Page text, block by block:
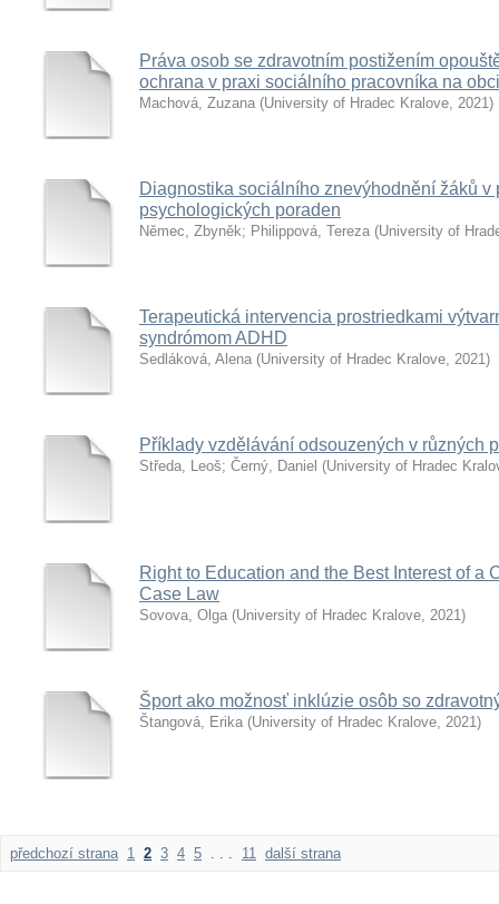
Práva osob se zdravotním postižením
ochrana v praxi sociálního pracovníka na obci
Machová, Zuzana (University of Hradec Kralove, 2021)
Diagnostika sociálního znevýhodnění žáků v
psychologických poraden
Němec, Zbyněk; Philippová, Tereza (University of
Terapeutická intervencia prostriedkami
syndrómom ADHD
Sedláková, Alena (University of Hradec Kralove, 2021)
Příklady vzdělávání odsouzených v různých
Středa, Leoš; Černý, Daniel (University of Hradec
Right to Education and the Best Interest of a
Case Law
Sovova, Olga (University of Hradec Kralove, 2021)
Šport ako možnosť inklúzie osôb so
Štangová, Erika (University of Hradec Kralove, 2021)
předchozí strana 1 2 3 4 5 . . . 11 další strana